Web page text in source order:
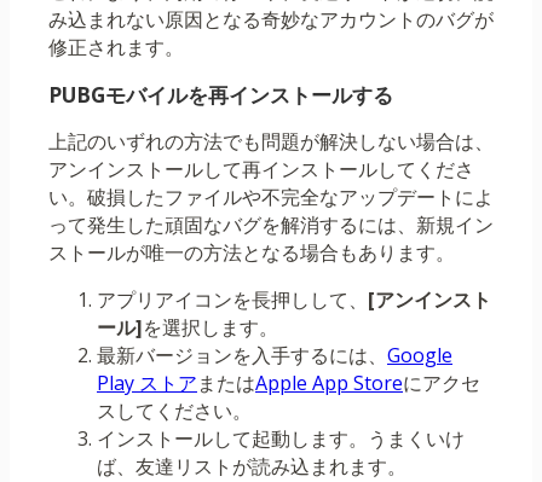
み込まれない原因となる奇妙なアカウントのバグが
修正されます。
PUBGモバイルを再インストールする
上記のいずれの方法でも問題が解決しない場合は、
アンインストールして再インストールしてくださ
い。破損したファイルや不完全なアップデートによ
って発生した頑固なバグを解消するには、新規イン
ストールが唯一の方法となる場合もあります。
アプリアイコンを長押しして、 [アンインスト
ール]を選択します。
最新バージョンを入手するには、 Google
Play ストアまたはApple App Storeにアクセ
スしてください。
インストールして起動します。うまくいけ
ば、友達リストが読み込まれます。